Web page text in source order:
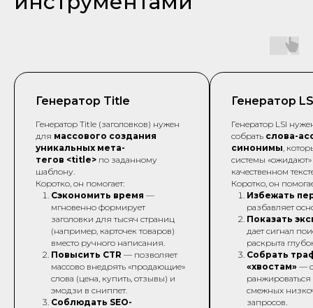
Генератор Title
Генератор Title (заголовков) нужен
для массового создания
уникальных мета-
тегов <title> по заданному
шаблону.
Коротко, он помогает:
Сэкономить время —
мгновенно формирует
заголовки для тысяч страниц
(например, карточек товаров)
вместо ручного написания.
Повысить CTR — позволяет
массово внедрять «продающие»
слова (цена, купить, отзывы) и
эмодзи в сниппет.
Соблюдать SEO-
Генератор
Генератор LSI
собрать слова-
синонимы,
системы «ожидают»
качественном
Коротко, он
Избежать
разбавляет
Показать
дает сигнал
раскрыта
Собрать
«хвостам» —
смежных
запросов.